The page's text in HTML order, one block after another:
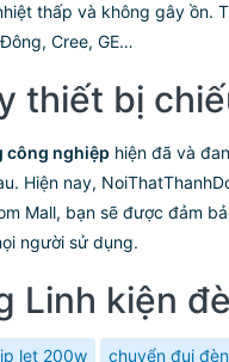
thấp và không gây ồn.
Cree, GE…
thiết bị
công nghiệp hiện đã và
Hiện nay,
Mall, bạn sẽ được đảm
người sử dụng.
Linh kiện
let 200w chuyển đui